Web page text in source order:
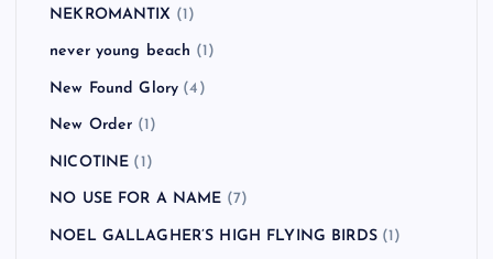
NEKROMANTIX (1)
never young beach (1)
New Found Glory (4)
New Order (1)
NICOTINE (1)
NO USE FOR A NAME (7)
NOEL GALLAGHER’S HIGH FLYING BIRDS(1)